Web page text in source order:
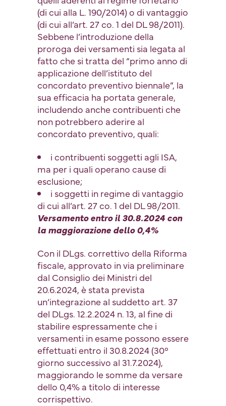
(di cui alla L. 190/2014) o di vantaggio
(di cui all’art. 27 co. 1 del DL 98/2011).
Sebbene l’introduzione della
proroga dei versamenti sia legata al
fatto che si tratta del “primo anno di
applicazione dell’istituto del
concordato preventivo biennale”, la
sua efficacia ha portata generale,
includendo anche contribuenti che
non potrebbero aderire al
concordato preventivo, quali:
i contribuenti soggetti agli ISA,
ma per i quali operano cause di
esclusione;
i soggetti in regime di vantaggio
di cui all’art. 27 co. 1 del DL 98/2011.
Versamento entro il 30.8.2024 con
la maggiorazione dello 0,4%
Con il DLgs. correttivo della Riforma
fiscale, approvato in via preliminare
dal Consiglio dei Ministri del
20.6.2024, è stata prevista
un’integrazione al suddetto art. 37
del DLgs. 12.2.2024 n. 13, al fine di
stabilire espressamente che i
versamenti in esame possono essere
effettuati entro il 30.8.2024 (30°
giorno successivo al 31.7.2024),
maggiorando le somme da versare
dello 0,4% a titolo di interesse
corrispettivo.